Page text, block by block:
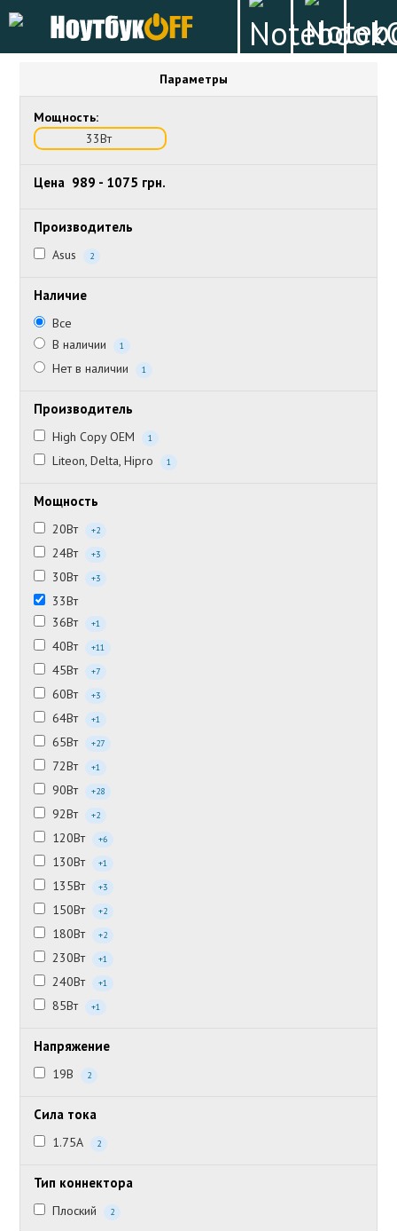
Параметры
Мощность:
33Вт
Цена 989 - 1075 грн.
Производитель
Asus 2
Наличие
Все
В наличии
1
Нет в наличии 1
Производитель
High Copy OEM 1
Liteon, Delta, Hipro 1
Мощность
20Вт +2
24Вт +3
30Вт +3
33Вт
36Вт
+1
40Вт +11
45Вт +7
60Вт +3
64Вт +1
65Вт +27
72Вт +1
90Вт +28
92Вт +2
120Вт +6
130Вт +1
135Вт +3
150Вт +2
180Вт +2
230Вт +1
240Вт +1
85Вт +1
Напряжение
19В 2
Сила тока
1.75А 2
Тип коннектора
Плоский 2